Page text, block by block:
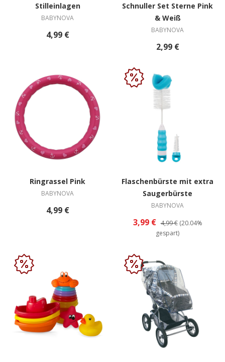
Stilleinlagen
BABYNOVA
4,99 €
Schnuller Set Sterne Pink
& Weiß
BABYNOVA
2,99 €
Ringrassel Pink
BABYNOVA
4,99 €
Flaschenbürste mit extra
Saugerbürste
BABYNOVA
3,99 € 4,99 € (20.04%
gespart)